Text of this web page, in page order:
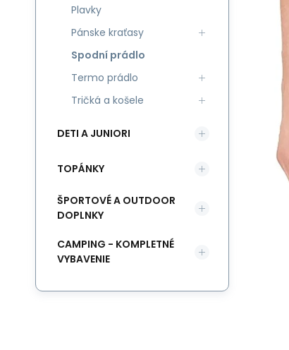
Plavky
Pánske kraťasy
Spodní prádlo
Termo prádlo
Tričká a košele
DETI A JUNIORI
TOPÁNKY
ŠPORTOVÉ A OUTDOOR
DOPLNKY
CAMPING - KOMPLETNÉ
VYBAVENIE